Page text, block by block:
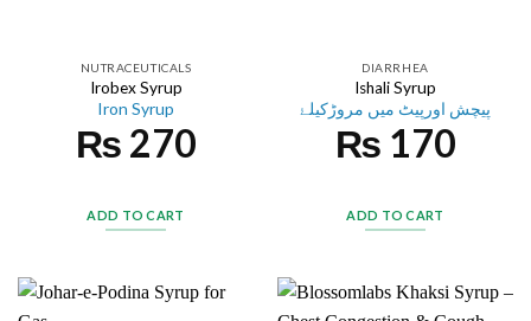
NUTRACEUTICALS
Irobex Syrup
Iron Syrup
₨ 270
ADD TO CART
DIARRHEA
Ishali Syrup
پیچش اورپیٹ میں مروڑکیلۓ
₨ 170
ADD TO CART